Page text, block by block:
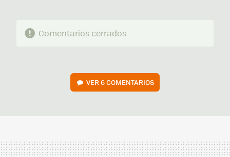
Comentarios cerrados
VER 6 COMENTARIOS